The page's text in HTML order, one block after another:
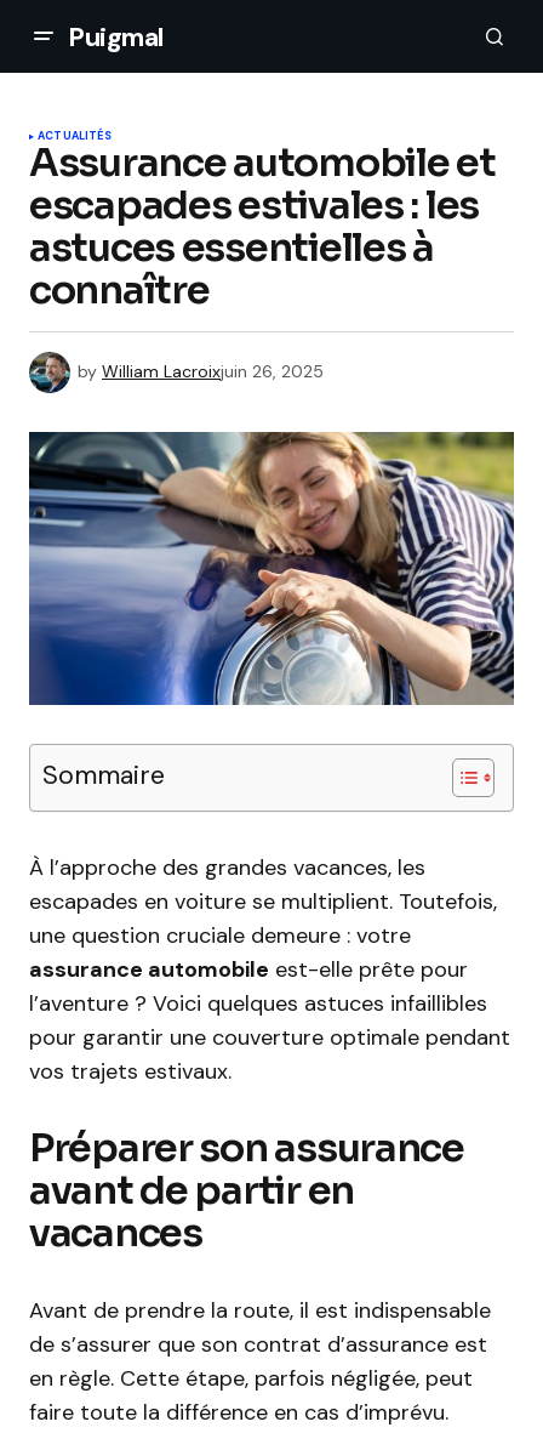
Puigmal
ACTUALITÉS
Assurance automobile et
escapades estivales : les
astuces essentielles à
connaître
by William Lacroixjuin 26, 2025
Sommaire
À l’approche des grandes vacances, les
escapades en voiture se multiplient. Toutefois,
une question cruciale demeure : votre
assurance automobile est-elle prête pour
l’aventure ? Voici quelques astuces infaillibles
pour garantir une couverture optimale pendant
vos trajets estivaux.
Préparer son assurance
avant de partir en
vacances
Avant de prendre la route, il est indispensable
de s’assurer que son contrat d’assurance est
en règle. Cette étape, parfois négligée, peut
faire toute la différence en cas d’imprévu.